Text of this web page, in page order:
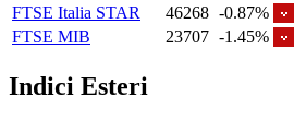
FTSE Italia STAR
46268 -0.87%
FTSE MIB
23707 -1.45%
Indici Esteri